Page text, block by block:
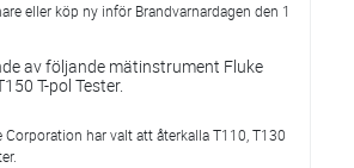
eller köp ny inför Brandvarnardagen den 1
av följande mätinstrument Fluke
T-pol Tester.
Corporation har valt att återkalla T110, T130